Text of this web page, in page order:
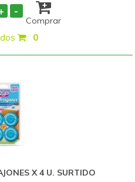
-
Comprar
: 0
X 4 U. SURTIDO